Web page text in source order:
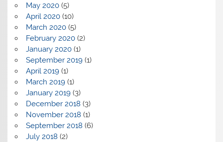
May 2020(5)
April 2020(10)
March 2020(5)
February 2020(2)
January 2020(1)
September 2019(1)
April 2019(1)
March 2019(1)
January 2019(3)
December 2018 (3)
November 2018 (1)
September 2018 (6)
July 2018 (2)